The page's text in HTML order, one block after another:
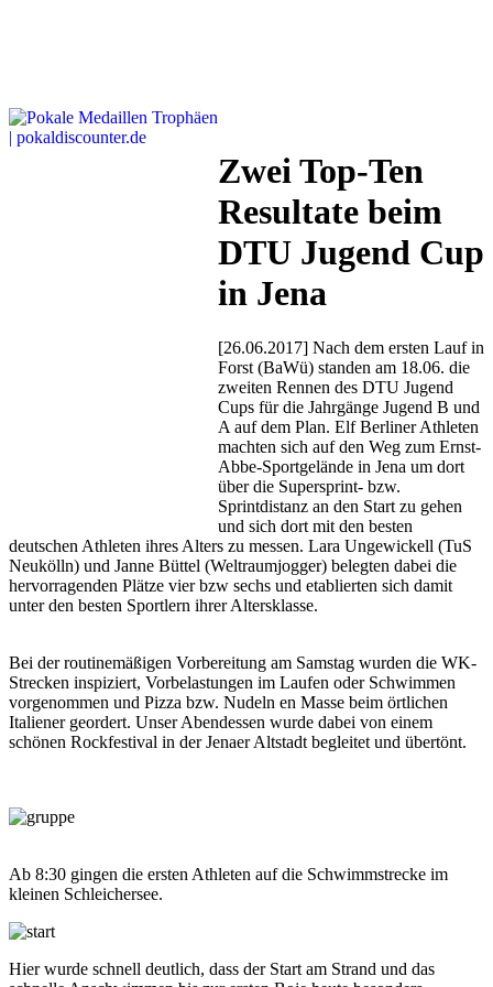
Zwei Top-Ten
Resultate beim
DTU Jugend Cup
in Jena
[26.06.2017] Nach dem ersten Lauf in
Forst (BaWü) standen am 18.06. die
zweiten Rennen des DTU Jugend
Cups für die Jahrgänge Jugend B und
A auf dem Plan. Elf Berliner Athleten
machten sich auf den Weg zum Ernst-
Abbe-Sportgelände in Jena um dort
über die Supersprint- bzw.
Sprintdistanz an den Start zu gehen
und sich dort mit den besten
deutschen Athleten ihres Alters zu messen. Lara Ungewickell (TuS
Neukölln) und Janne Büttel (Weltraumjogger) belegten dabei die
hervorragenden Plätze vier bzw sechs und etablierten sich damit
unter den besten Sportlern ihrer Altersklasse.
Bei der routinemäßigen Vorbereitung am Samstag wurden die WK-
Strecken inspiziert, Vorbelastungen im Laufen oder Schwimmen
vorgenommen und Pizza bzw. Nudeln en Masse beim örtlichen
Italiener geordert. Unser Abendessen wurde dabei von einem
schönen Rockfestival in der Jenaer Altstadt begleitet und übertönt.
Ab 8:30 gingen die ersten Athleten auf die Schwimmstrecke im
kleinen Schleichersee.
Hier wurde schnell deutlich, dass der Start am Strand und das